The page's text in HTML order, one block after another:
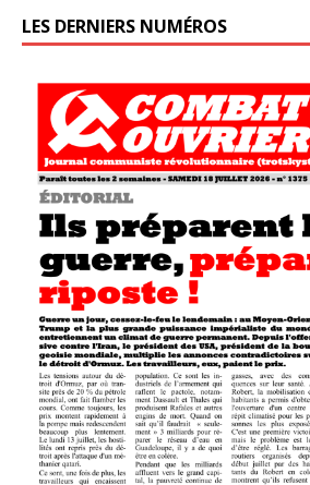
LES DERNIERS NUMÉROS